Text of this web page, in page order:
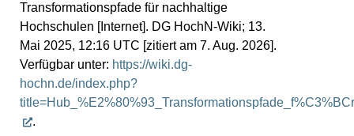
Transformationspfade für nachhaltige
Hochschulen [Internet]. DG HochN-Wiki; 13.
Mai 2025, 12:16 UTC [zitiert am 7. Aug. 2026].
Verfügbar unter: https://wiki.dg-
hochn.de/index.php?
.